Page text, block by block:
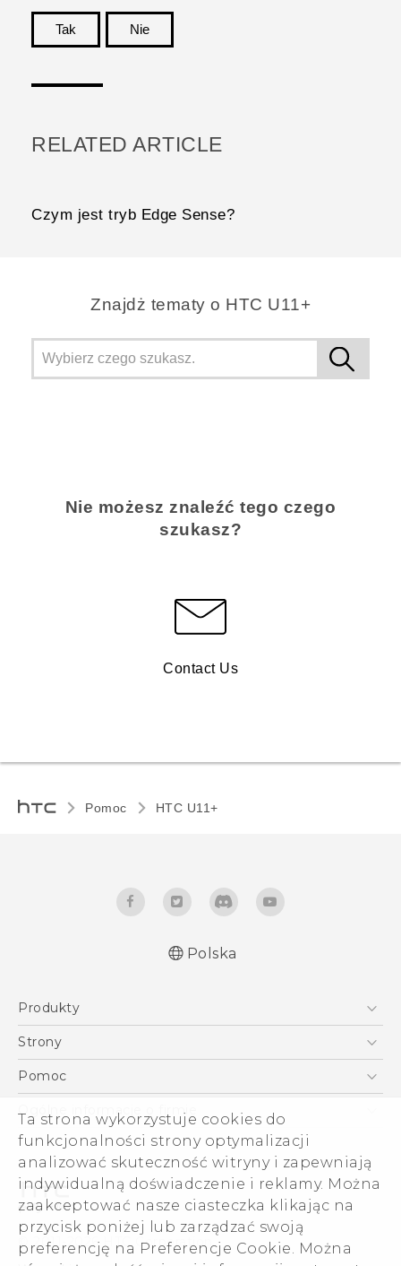
Ta strona wykorzystuje cookies do
funkcjonalności strony optymalizacji
analizować skuteczność witryny i zapewniają
indywidualną doświadczenie i reklamy. Można
zaakceptować nasze ciasteczka klikając na
przycisk poniżej lub zarządzać swoją
preferencję na Preferencje Cookie. Można
Tak
Nie
RELATED ARTICLE
Czym jest tryb Edge Sense?
Znajdż tematy o HTC U11+
Nie możesz znaleźć tego czego
szukasz?
Contact Us
Pomoc HTC U11+‎
Polish - Wytyczne dotyczące bezpieczeństwa i
English - User manual
English - Safety and regulatory guide
Polska
Produkty
Smartfony
VIVE
Akcesoria
Strony
HTC Vive
Pomoc
Pomoc E-commerce
Ogólne informacje o firmie
ESG
Informacje o firmie
Dla inwestorów (angielski)
Cookie Preferences
Kariera
© 2011-2026 HTC Corporation